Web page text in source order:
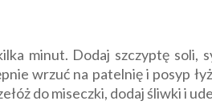
minut. Dodaj szczyptę soli,
wrzuć na patelnię i posyp
do miseczki, dodaj śliwki i